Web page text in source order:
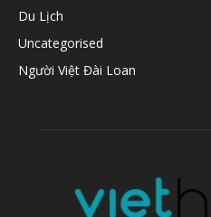
Du Lịch
Uncategorised
Người Việt Đài Loan